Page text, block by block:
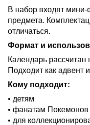
В набор входят
предмета.
отличаться.
Формат и
Календарь
Подходит как адвент
Кому подходит:
• детям
• фанатам Покемонов
• для